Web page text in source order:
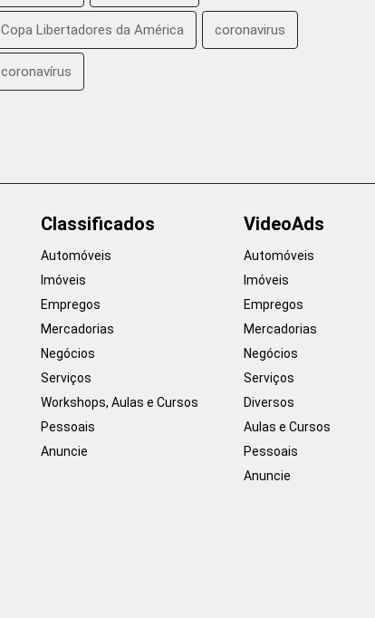
Copa Libertadores da América coronavirus
coronavírus
Classificados
Automóveis
Imóveis
Empregos
Mercadorias
Negócios
Serviços
Workshops, Aulas e Cursos
Pessoais
Anuncie
VideoAds
Automóveis
Imóveis
Empregos
Mercadorias
Negócios
Serviços
Diversos
Aulas e Cursos
Pessoais
Anuncie